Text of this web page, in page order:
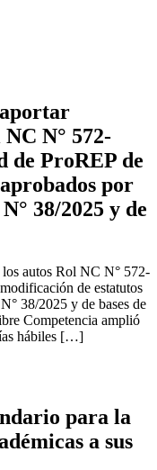
NC N° 572-
de ProREP de
por
38/2025 y de
autos Rol NC N° 572-
de estatutos
38/2025 y de bases de
Competencia amplió
hábiles […]
para la
a sus